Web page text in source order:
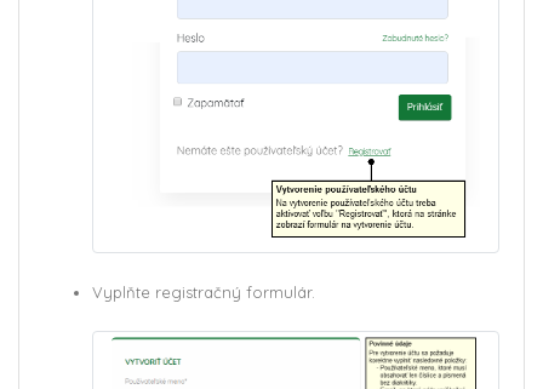
Vyplňte registračný formulár.